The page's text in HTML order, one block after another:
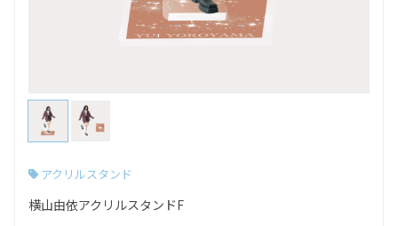
アクリルスタンド
横山由依アクリルスタンドF